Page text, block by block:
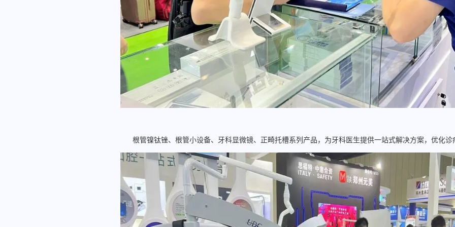
根管镍钛锉、根管小设备、牙科显微镜、正畸托槽系列产品，为牙科医生提供一站式解决方案，优化诊